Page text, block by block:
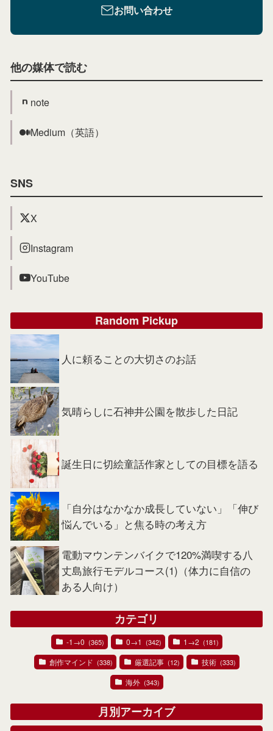
お問い合わせ
他の媒体で読む
note
Medium（英語）
SNS
X
Instagram
YouTube
Random Pickup
人に頼ることの大切さのお話
気晴らしに石神井公園を散歩した日記
誕生日に切絵童話作家としての目標を語る
「自分はなかなか成長していない」「伸び
悩んでいる」と焦る時の考え方
電動マウンテンバイクで120%満喫する八
丈島旅行モデルコース(1)（体力に自信の
ある人向け）
カテゴリ
-1→0 (365) 0→1 (342) 1→2 (181)
創作マインド (338) 厳選記事 (12) 技術 (333)
海外 (343)
月別アーカイブ